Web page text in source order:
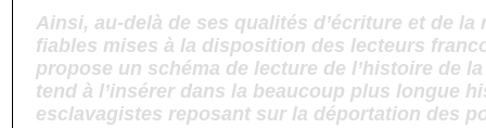
Ainsi, au-delà de ses qualités d’écriture et de la
fiables mises à la disposition des lecteurs
propose un schéma de lecture de l’histoire de
tend à l’insérer dans la beaucoup plus longue
esclavagistes reposant sur la déportation des